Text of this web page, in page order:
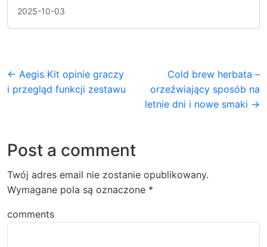
2025-10-03
← Aegis Kit opinie graczy
i przegląd funkcji zestawu
Cold brew herbata –
orzeźwiający sposób na
letnie dni i nowe smaki →
Post a comment
Twój adres email nie zostanie opublikowany.
Wymagane pola są oznaczone *
comments